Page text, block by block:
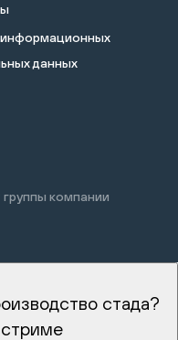
информационных
данных
компании
стада?